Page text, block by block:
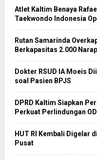
Atlet Kaltim Benaya
Taekwondo Indonesia
Rutan Samarinda
Berkapasitas 2.000
Dokter RSUD IA Moeis
soal Pasien BPJS
DPRD Kaltim Siapkan
Perkuat Perlindungan
HUT RI Kembali Digelar
Pusat